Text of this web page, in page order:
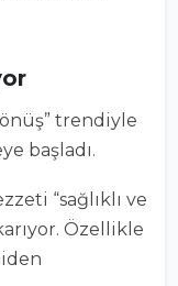
trendiyle
başladı.
“sağlıklı ve
Özellikle